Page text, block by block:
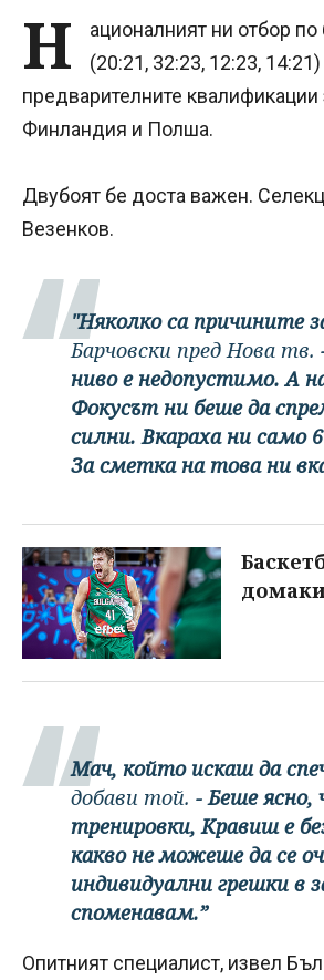
Н
ационалният ни отбор
(20:21, 32:23, 12:23,
предварителните
Финландия и Полша.
Двубоят бе доста важен.
Везенков.
"Няколко са причините
Барчовски пред Нова тв.
ниво е недопустимо. А
Фокусът ни беше да
силни. Вкараха ни само
За сметка на това ни
Мач, който искаш да
добави той. - Беше ясно,
тренировки, Кравиш е
какво не можеше да се
индивидуални грешки в
споменавам.”
Опитният специалист, извел